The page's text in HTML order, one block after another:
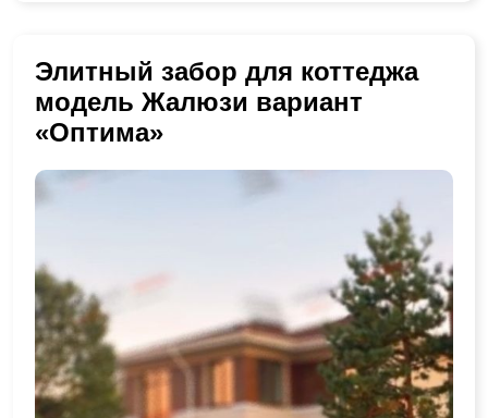
Элитный забор для коттеджа
модель Жалюзи вариант
«Оптима»